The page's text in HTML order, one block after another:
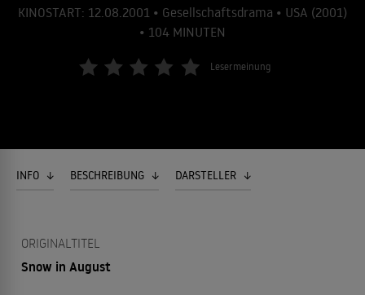
KINOSTART: 12.08.2001 • Gesellschaftsdrama • USA (2001)
• 104 MINUTEN
Lesermeinung
INFO BESCHREIBUNG DARSTELLER
ORIGINALTITEL
Snow in August